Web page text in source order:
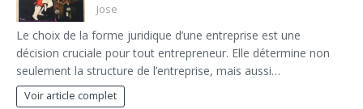
Jose
Le choix de la forme juridique d’une entreprise est une
décision cruciale pour tout entrepreneur. Elle détermine non
seulement la structure de l’entreprise, mais aussi…
Voir article complet